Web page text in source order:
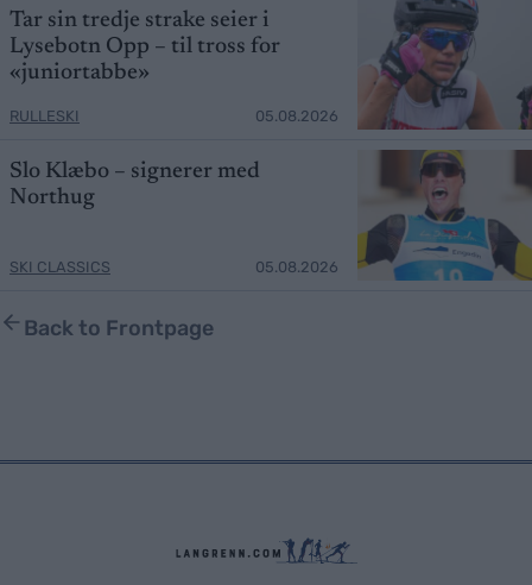
Tar sin tredje strake seier i
Lysebotn Opp – til tross for
«juniortabbe»
RULLESKI 05.08.2026
Slo Klæbo – signerer med
Northug
SKI CLASSICS 05.08.2026
Back to Frontpage